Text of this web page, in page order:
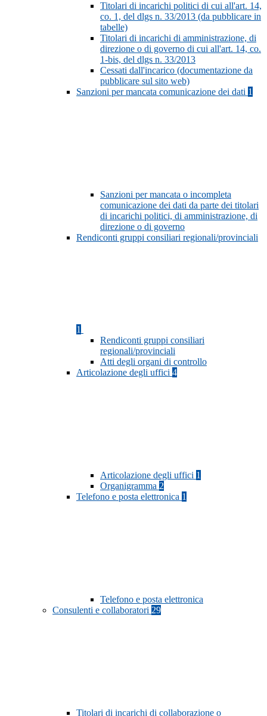
Titolari di incarichi politici di cui all'art. 14,
co. 1, del dlgs n. 33/2013 (da pubblicare in
tabelle)
Titolari di incarichi di amministrazione, di
direzione o di governo di cui all'art. 14, co.
1-bis, del dlgs n. 33/2013
Cessati dall'incarico (documentazione da
pubblicare sul sito web)
Sanzioni per mancata comunicazione dei dati 1
Sanzioni per mancata o incompleta
comunicazione dei dati da parte dei titolari
di incarichi politici, di amministrazione, di
direzione o di governo
Rendiconti gruppi consiliari regionali/provinciali
1
Rendiconti gruppi consiliari
regionali/provinciali
Atti degli organi di controllo
Articolazione degli uffici 4
Articolazione degli uffici 1
Organigramma 2
Telefono e posta elettronica 1
Telefono e posta elettronica
Consulenti e collaboratori 29
Titolari di incarichi di collaborazione o